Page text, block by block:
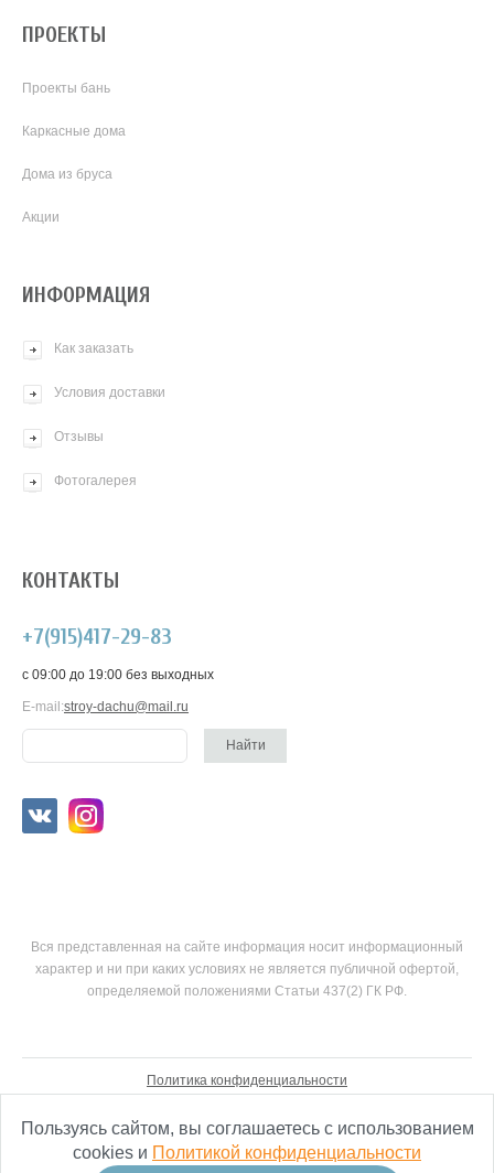
ПРОЕКТЫ
Проекты бань
Каркасные дома
Дома из бруса
Акции
ИНФОРМАЦИЯ
Как заказать
Условия доставки
Отзывы
Фотогалерея
КОНТАКТЫ
+7(915)417-29-83
c 09:00 до 19:00 без выходных
E-mail:stroy-dachu@mail.ru
Вся представленная на сайте информация носит информационный
характер и ни при каких условиях не является публичной офертой,
определяемой положениями Статьи 437(2) ГК РФ.
Политика конфиденциальности
Пользуясь сайтом, вы соглашаетесь с использованием
cookies и Политикой конфиденциальности